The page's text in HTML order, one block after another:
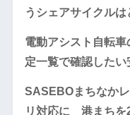
うシェアサイクルは
電動アシスト自転
定一覧で確認したい
SASEBOまちなか
リ対応に 港まちを